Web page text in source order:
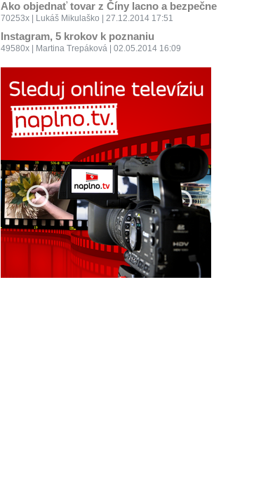
Ako objednať tovar z Číny lacno a bezpečne
70253x | Lukáš Mikulaško | 27.12.2014 17:51
Instagram, 5 krokov k poznaniu
49580x | Martina Trepáková | 02.05.2014 16:09